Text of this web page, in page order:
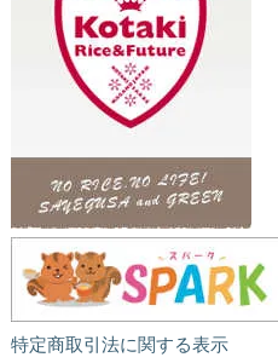
特定商取引法に関する表示